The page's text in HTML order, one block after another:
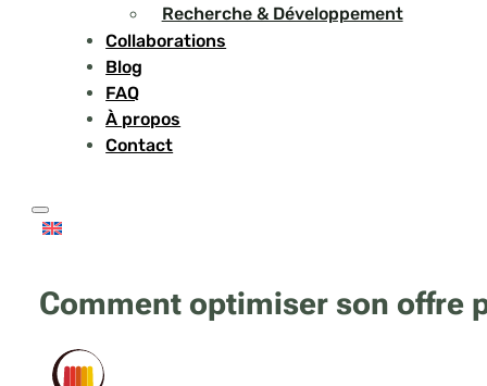
Recherche & Développement
Collaborations
Blog
FAQ
À propos
Contact
Comment optimiser son offre